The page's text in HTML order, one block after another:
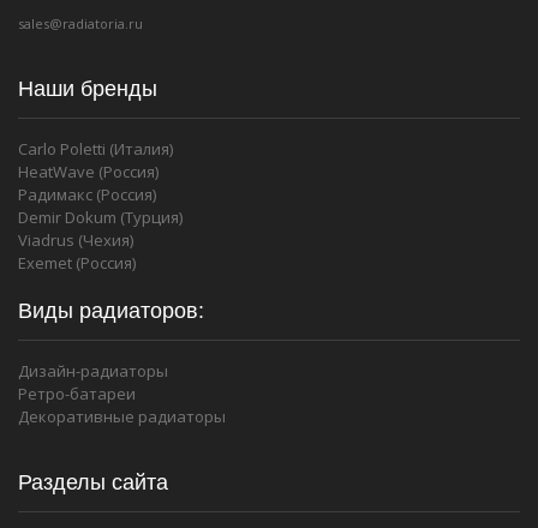
sales@radiatoria.ru
Наши бренды
Carlo Poletti (Италия)
HeatWave (Россия)
Радимакс (Россия)
Demir Dokum (Турция)
Viadrus (Чехия)
Exemet (Россия)
Виды радиаторов:
Дизайн-радиаторы
Ретро-батареи
Декоративные радиаторы
Разделы сайта